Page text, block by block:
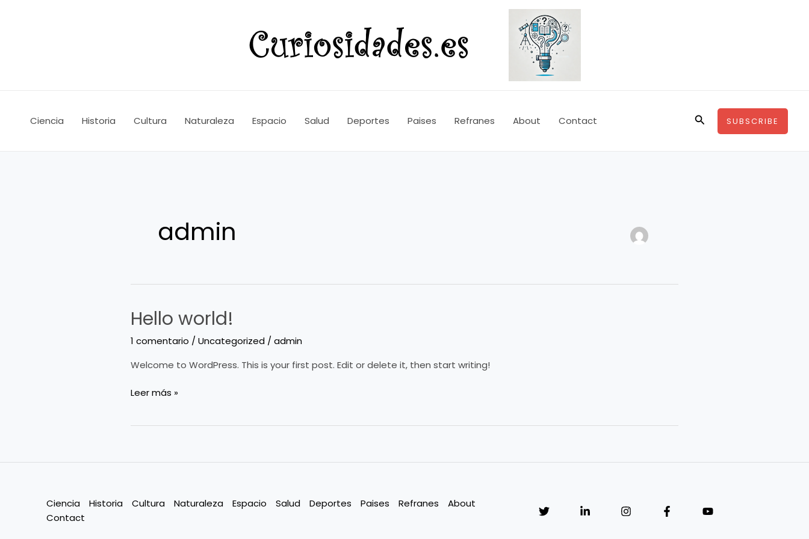
Ciencia Historia Cultura Naturaleza Espacio Salud Deportes Paises Refranes About Contact BuscarSUBSCRIBE
admin
Hello world!
1 comentario /Uncategorized /admin
Welcome to WordPress. This is your first post. Edit or delete it, then start writing!
Hello
world!
Leer más »
Ciencia Historia Cultura Naturaleza Espacio Salud Deportes Paises Refranes
About
Contact